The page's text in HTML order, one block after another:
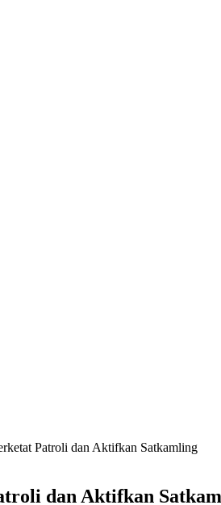
Patroli dan Aktifkan Satkamling
dan Aktifkan